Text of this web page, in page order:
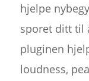
hjelpe
sporet ditt til
pluginen
loudness,